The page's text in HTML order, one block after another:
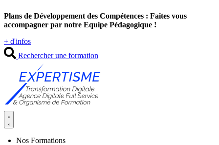
au
contenu
Plans de Développement des Compétences : Faites vous
accompagner par notre Equipe Pédagogique !
+ d'infos
Rechercher une formation
Nos Formations